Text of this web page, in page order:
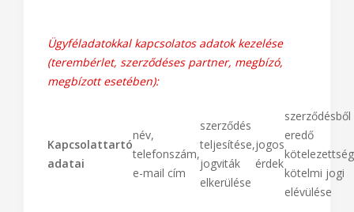
Ügyféladatokkal kapcsolatos adatok kezelése
(terembérlet, szerződéses partner, megbízó,
megbízott esetében):
Kapcsolattartó
adatai
név,
telefonszám,
e-mail cím
szerződés
teljesítése,
jogviták
elkerülése
jogos
érdek
szerződésből
eredő
kötelmi jogi
elévülése